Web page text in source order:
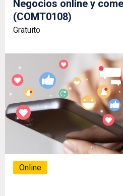
Negocios online y
(COMT0108)
Gratuito
Online